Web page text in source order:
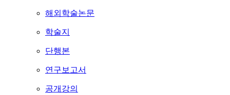
해외학술논문
학술지
단행본
연구보고서
공개강의